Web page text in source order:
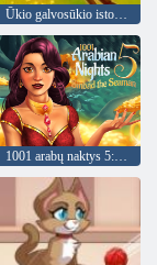
Ūkio galvosūkio istorija
1001 arabų naktys 5: Sinbadas jūreivis